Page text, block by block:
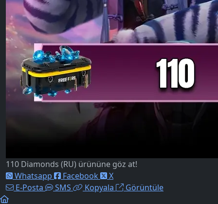
110 Diamonds (RU) ürününe göz at!
Whatsapp
Facebook
X
E-Posta
SMS Kopyala Görüntüle